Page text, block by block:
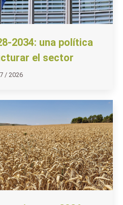
2034: una política
el sector
/ 2026